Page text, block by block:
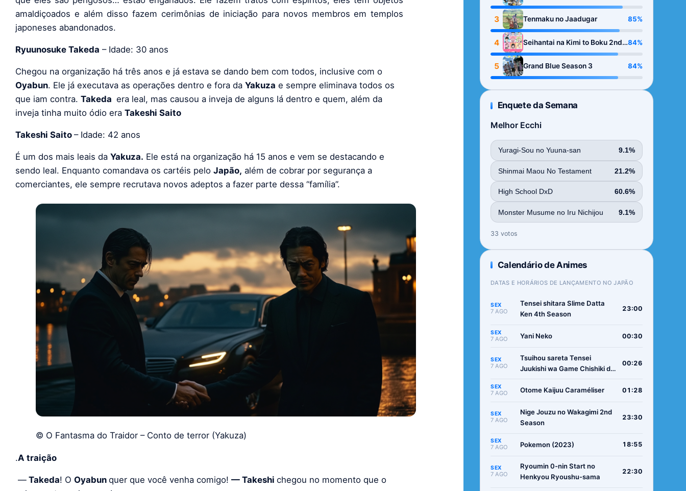
amaldiçoados e além disso fazem cerimônias de iniciação para novos membros em templos
japoneses abandonados.
Ryuunosuke Takeda – Idade: 30 anos
Chegou na organização há três anos e já estava se dando bem com todos, inclusive com o
Oyabun. Ele já executava as operações dentro e fora da Yakuza e sempre eliminava todos os
que iam contra. Takeda era leal, mas causou a inveja de alguns lá dentro e quem, além da
inveja tinha muito ódio era Takeshi Saito
Takeshi Saito – Idade: 42 anos
É um dos mais leais da Yakuza. Ele está na organização há 15 anos e vem se destacando e
sendo leal. Enquanto comandava os cartéis pelo Japão, além de cobrar por segurança a
comerciantes, ele sempre recrutava novos adeptos a fazer parte dessa “família”.
© O Fantasma do Traidor – Conto de terror (Yakuza)
.A traição
— Takeda! O Oyabun quer que você venha comigo! — Takeshi chegou no momento que o
Ittara Honki Dasu
3 Tenmaku no Jaadugar 85%
4
Seihantai na Kimi to Boku 2nd
Season
84%
5 Grand Blue Season 3 84%
Enquete da Semana
Melhor Ecchi
Yuragi-Sou no Yuuna-san 9.1%
Shinmai Maou No Testament 21.2%
High School DxD 60.6%
Monster Musume no Iru Nichijou 9.1%
33 votos
Calendário de Animes
DATAS E HORÁRIOS DE LANÇAMENTO NO JAPÃO
SEX
7 AGO
Tensei shitara Slime Datta
Ken 4th Season
23:00
SEX
7 AGO Yani Neko 00:30
SEX
7 AGO
Tsuihou sareta Tensei
Juukishi wa Game Chishiki de
00:26
SEX
7 AGO Otome Kaijuu Caraméliser 01:28
SEX
7 AGO
Nige Jouzu no Wakagimi 2nd
Season
23:30
SEX
7 AGO Pokemon (2023) 18:55
SEX
7 AGO
Ryoumin 0-nin Start no
Henkyou Ryoushu-sama
22:30